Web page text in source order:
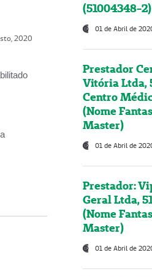
2020
(51004348-2)
01 de Abril de
Prestador
Vitória Ltda,
Centro
(Nome
Master)
01 de Abril de
Prestador:
Geral Ltda,
(Nome
Master)
01 de Abril de